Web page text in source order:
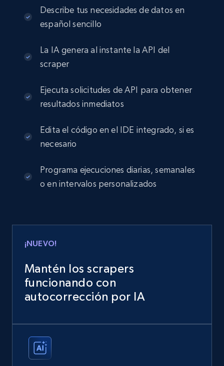
Describe tus necesidades de datos en
español sencillo
La IA genera al instante la API del
scraper
Ejecuta solicitudes de API para obtener
resultados inmediatos
Edita el código en el IDE integrado, si es
necesario
Programa ejecuciones diarias, semanales
o en intervalos personalizados
¡NUEVO!
Mantén los scrapers
funcionando con
autocorrección por IA